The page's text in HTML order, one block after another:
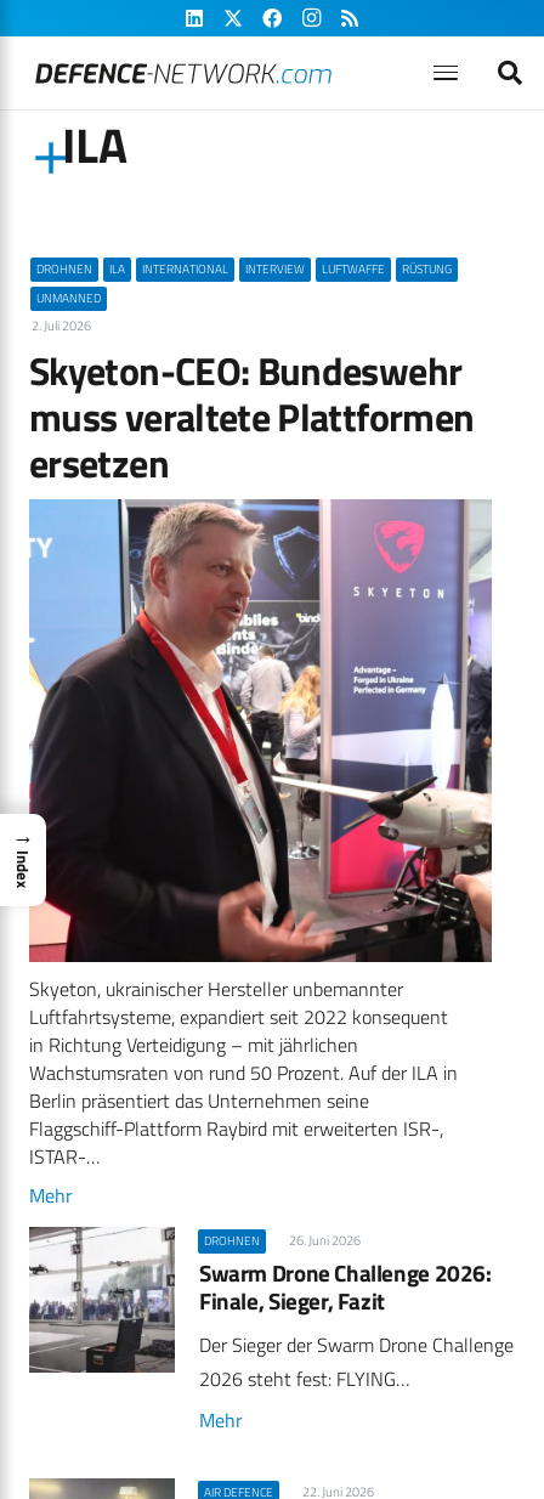
ILA
DROHNEN ILA INTERNATIONAL INTERVIEW LUFTWAFFE
RÜSTUNG
UNMANNED
2. Juli 2026
Skyeton-CEO: Bundeswehr
muss veraltete Plattformen
ersetzen
Skyeton, ukrainischer Hersteller unbemannter
Luftfahrtsysteme, expandiert seit 2022 konsequent
in Richtung Verteidigung – mit jährlichen
Wachstumsraten von rund 50 Prozent. Auf der ILA in
Berlin präsentiert das Unternehmen seine
Flaggschiff-Plattform Raybird mit erweiterten ISR-,
ISTAR-…
Mehr
DROHNEN 26. Juni 2026
Swarm Drone Challenge 2026:
Finale, Sieger, Fazit
Der Sieger der Swarm Drone Challenge
2026 steht fest: FLYING…
Mehr
AIR DEFENCE 22. Juni 2026
→
Index